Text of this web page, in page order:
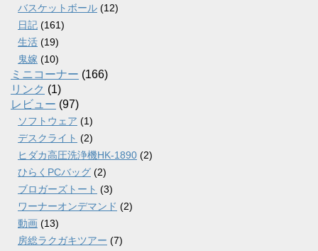
バスケットボール (12)
日記 (161)
生活 (19)
鬼嫁 (10)
ミニコーナー (166)
リンク (1)
レビュー (97)
ソフトウェア (1)
デスクライト (2)
ヒダカ高圧洗浄機HK-1890 (2)
ひらくPCバッグ (2)
ブロガーズトート (3)
ワーナーオンデマンド (2)
動画 (13)
房総ラクガキツアー (7)